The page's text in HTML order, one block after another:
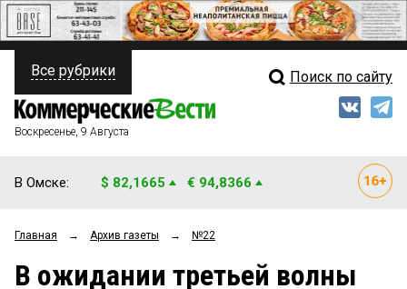
ПОЛИТИКА
ФИНАНСЫ
ОБЩЕСТВО
ЗАКОН
Свежий выпуск
Рейтинги
Все рубрики Поиск по сайту
Воскресенье, 9 Августа
В Омске: $ 82,1665 € 94,8366
Главная → Архив газеты → №22
В ожидании третьей волны